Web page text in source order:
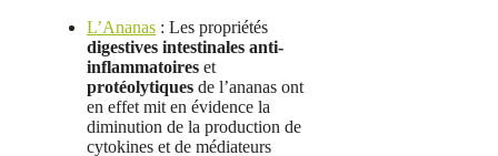
L’Ananas : Les propriétés
digestives intestinales anti-
inflammatoires et
protéolytiques de l’ananas ont
en effet mit en évidence la
diminution de la production de
cytokines et de médiateurs